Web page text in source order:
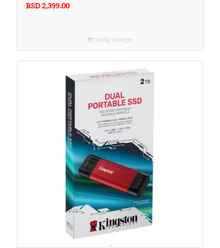
RSD 2,399.00
Dodaj u korpu